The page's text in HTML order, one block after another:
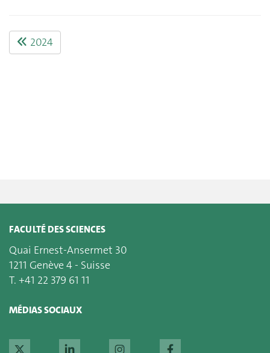
2024
FACULTÉ DES SCIENCES
Quai Ernest-Ansermet 30
1211 Genève 4 - Suisse
T. +41 22 379 61 11
MÉDIAS SOCIAUX